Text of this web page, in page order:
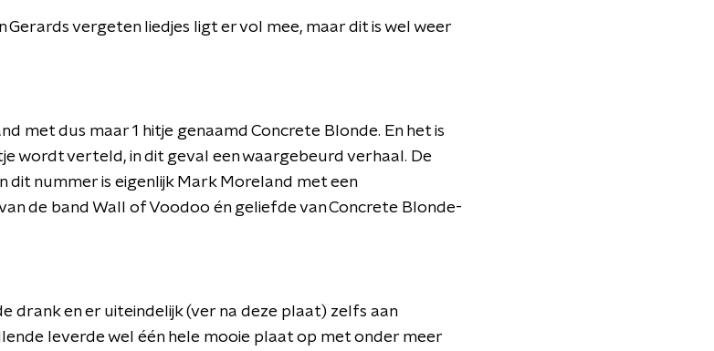
Gerards vergeten liedjes ligt er vol mee, maar dit is wel weer
met dus maar 1 hitje genaamd Concrete Blonde. En het is
wordt verteld, in dit geval een waargebeurd verhaal. De
dit nummer is eigenlijk Mark Moreland met een
de band Wall of Voodoo én geliefde van Concrete Blonde-
drank en er uiteindelijk (ver na deze plaat) zelfs aan
leverde wel één hele mooie plaat op met onder meer